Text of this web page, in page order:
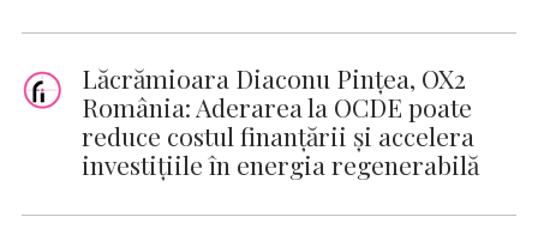
Lăcrămioara Diaconu Pințea, OX2
România: Aderarea la OCDE poate
reduce costul finanțării și accelera
investițiile în energia regenerabilă